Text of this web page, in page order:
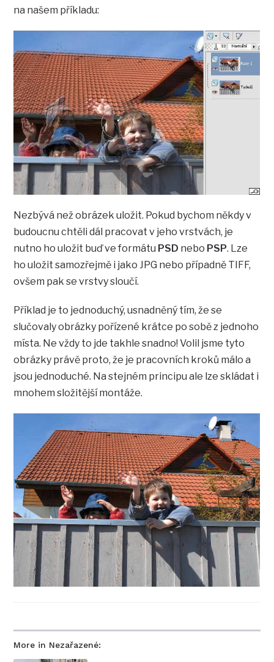
More in Nezařazené:
na našem příkladu:
Nezbývá než obrázek uložit. Pokud bychom někdy v
budoucnu chtěli dál pracovat v jeho vrstvách, je
nutno ho uložit buď ve formátu PSD nebo PSP. Lze
ho uložit samozřejmě i jako JPG nebo případně TIFF,
ovšem pak se vrstvy sloučí.
Příklad je to jednoduchý, usnadněný tím, že se
slučovaly obrázky pořízené krátce po sobě z jednoho
místa. Ne vždy to jde takhle snadno! Volil jsme tyto
obrázky právě proto, že je pracovních kroků málo a
jsou jednoduché. Na stejném principu ale lze skládat i
mnohem složitější montáže.